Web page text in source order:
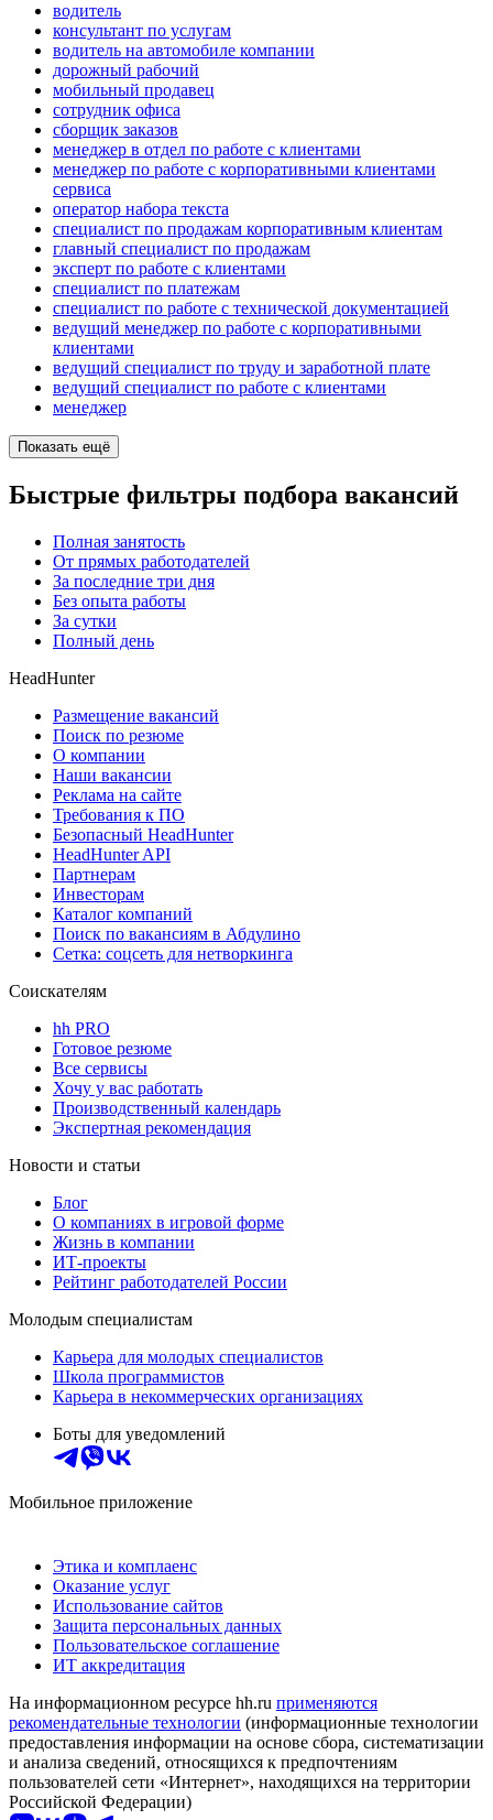
водитель
консультант по услугам
водитель на автомобиле компании
дорожный рабочий
мобильный продавец
сотрудник офиса
сборщик заказов
менеджер в отдел по работе с клиентами
менеджер по работе с корпоративными клиентами
сервиса
оператор набора текста
специалист по продажам корпоративным клиентам
главный специалист по продажам
эксперт по работе с клиентами
специалист по платежам
специалист по работе с технической документацией
ведущий менеджер по работе с корпоративными
клиентами
ведущий специалист по труду и заработной плате
ведущий специалист по работе с клиентами
менеджер
Показать ещё
Быстрые фильтры подбора вакансий
Полная занятость
От прямых работодателей
За последние три дня
Без опыта работы
За сутки
Полный день
HeadHunter
Размещение вакансий
Поиск по резюме
О компании
Наши вакансии
Реклама на сайте
Требования к ПО
Безопасный HeadHunter
HeadHunter API
Партнерам
Инвесторам
Каталог компаний
Поиск по вакансиям в Абдулино
Сетка: соцсеть для нетворкинга
Соискателям
hh PRO
Готовое резюме
Все сервисы
Хочу у вас работать
Производственный календарь
Экспертная рекомендация
Новости и статьи
Блог
О компаниях в игровой форме
Жизнь в компании
ИТ-проекты
Рейтинг работодателей России
Молодым специалистам
Карьера для молодых специалистов
Школа программистов
Карьера в некоммерческих организациях
Боты для уведомлений
Мобильное приложение
Этика и комплаенс
Оказание услуг
Использование сайтов
Защита персональных данных
Пользовательское соглашение
ИТ аккредитация
На информационном ресурсе hh.ru применяются
рекомендательные технологии (информационные технологии
предоставления информации на основе сбора, систематизации
и анализа сведений, относящихся к предпочтениям
пользователей сети «Интернет», находящихся на территории
Российской Федерации)